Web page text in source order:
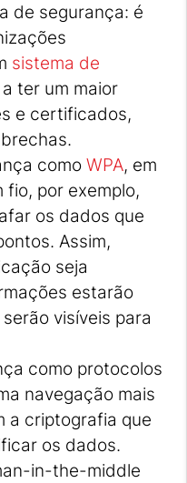
de segurança: é
sistema de
ter um maior
e certificados,
como WPA, em
fio, por exemplo,
os dados que
Assim,
seja
estarão
visíveis para
como protocolos
navegação mais
a criptografia que
os dados.
in-the-middle